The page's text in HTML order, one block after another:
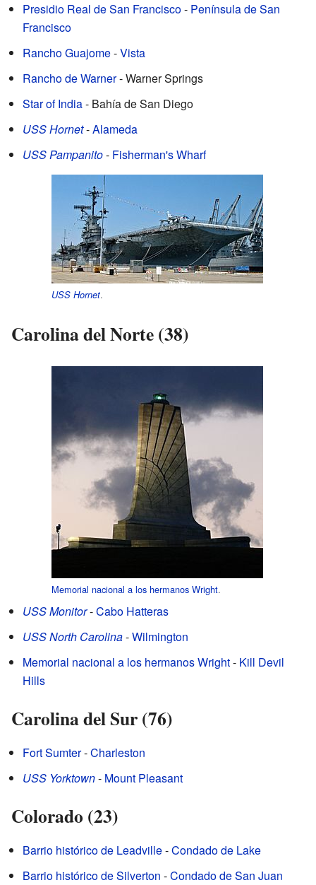
Presidio Real de San Francisco- Península de San
Francisco
Rancho Guajome-Vista
Rancho de Warner- Warner Springs
Star of India- Bahía de San Diego
USS Hornet-Alameda
USS Pampanito- Fisherman's Wharf
USS Hornet.
Carolina del Norte (38)
Memorial nacional a los hermanos Wright.
USS Monitor-Cabo Hatteras
USS North Carolina-Wilmington
Memorial nacional a los hermanos Wright- Kill Devil
Hills
Carolina del Sur (76)
Fort Sumter-Charleston
USS Yorktown- Mount Pleasant
Colorado (23)
Barrio histórico de Leadville-Condado de Lake
Barrio histórico de Silverton -Condado de San Juan